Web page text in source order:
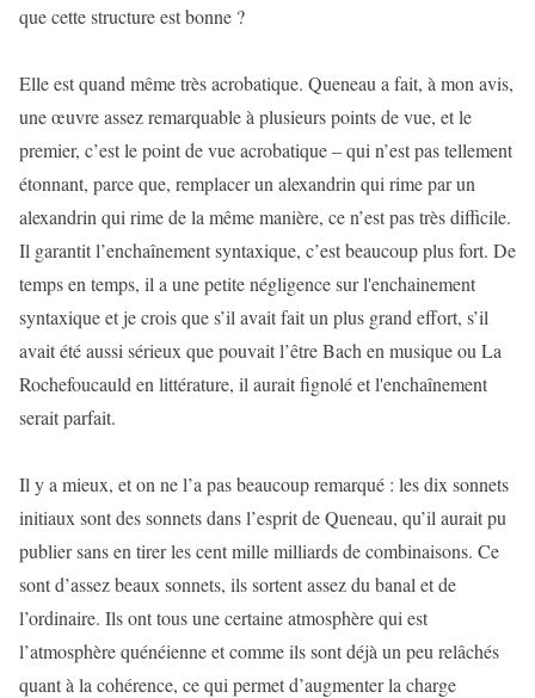
que cette structure est bonne ?
Elle est quand même très acrobatique. Queneau a fait, à mon avis,
une œuvre assez remarquable à plusieurs points de vue, et le
premier, c’est le point de vue acrobatique – qui n’est pas tellement
étonnant, parce que, remplacer un alexandrin qui rime par un
alexandrin qui rime de la même manière, ce n’est pas très difficile.
Il garantit l’enchaînement syntaxique, c’est beaucoup plus fort. De
temps en temps, il a une petite négligence sur l'enchainement
syntaxique et je crois que s’il avait fait un plus grand effort, s’il
avait été aussi sérieux que pouvait l’être Bach en musique ou La
Rochefoucauld en littérature, il aurait fignolé et l'enchaînement
serait parfait.
Il y a mieux, et on ne l’a pas beaucoup remarqué : les dix sonnets
initiaux sont des sonnets dans l’esprit de Queneau, qu’il aurait pu
publier sans en tirer les cent mille milliards de combinaisons. Ce
sont d’assez beaux sonnets, ils sortent assez du banal et de
l’ordinaire. Ils ont tous une certaine atmosphère qui est
l’atmosphère quénéienne et comme ils sont déjà un peu relâchés
quant à la cohérence, ce qui permet d’augmenter la charge